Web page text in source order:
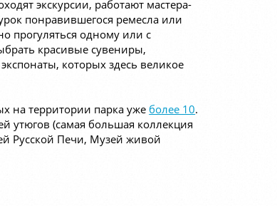
экскурсии, работают мастера-
понравившегося ремесла или
прогуляться одному или с
красивые сувениры,
которых здесь великое
на территории парка ужеболее 10.
утюгов (самая большая коллекция
Русской Печи, Музей живой